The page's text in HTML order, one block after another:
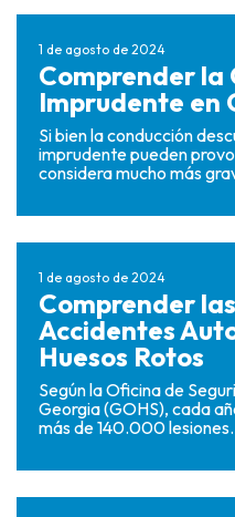
1 de agosto de 2024
Comprender la
Imprudente en
Si bien la conducción
imprudente pueden
considera mucho más
1 de agosto de 2024
Comprender
Accidentes
Huesos Rotos
Según la Oficina de
Georgia (GOHS), cada
más de 140.000